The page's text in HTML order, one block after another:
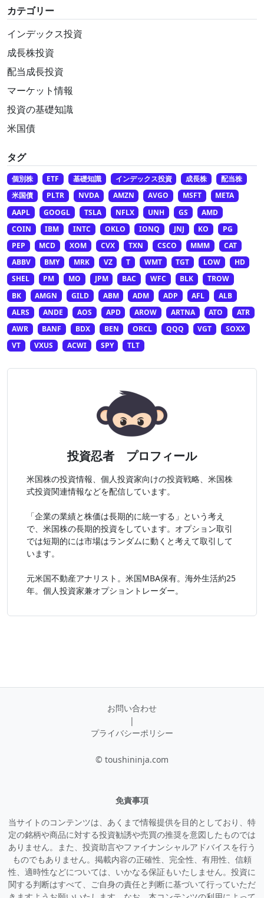
カテゴリー
インデックス投資
成長株投資
配当成長投資
マーケット情報
投資の基礎知識
米国債
タグ
個別株 ETF 基礎知識 インデックス投資 成長株
配当株
米国債
PLTR NVDA AMZN AVGO MSFT
META
AAPL
GOOGL TSLA NFLX UNH GS
AMD
COIN
IBM INTC OKLO IONQ JNJ KO
PG
PEP
MCD XOM CVX TXN CSCO MMM
CAT
ABBV
BMY MRK VZ T WMT TGT LOW
HD
SHEL
PM MO JPM BAC WFC BLK
TROW
BK
AMGN GILD ABM ADM ADP AFL
ALB
ALRS
ANDE AOS APD AROW ARTNA ATO
ATR
AWR
BANF BDX BEN ORCL QQQ VGT
SOXX
VT
VXUS ACWI SPY TLT
投資忍者 プロフィール
米国株の投資情報、個人投資家向けの投資戦略、米国株
式投資関連情報などを配信しています。
「企業の業績と株価は長期的に統一する」という考え
で、米国株の長期的投資をしています。オプション取引
では短期的には市場はランダムに動くと考えて取引して
います。
元米国不動産アナリスト。米国MBA保有。海外生活約25
年。個人投資家兼オプショントレーダー。
お問い合わせ
|
プライバシーポリシー
© toushininja.com
免責事項
当サイトのコンテンツは、あくまで情報提供を目的としており、特
定の銘柄や商品に対する投資勧誘や売買の推奨を意図したものでは
ありません。また、投資助言やファイナンシャルアドバイスを行う
ものでもありません。掲載内容の正確性、完全性、有用性、信頼
性、適時性などについては、いかなる保証もいたしません。投資に
関する判断はすべて、ご自身の責任と判断に基づいて行っていただ